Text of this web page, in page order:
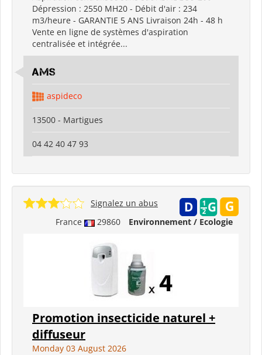
Dépression : 2550 MH20 - Débit d'air : 234
m3/heure - GARANTIE 5 ANS Livraison 24h - 48 h
Vente en ligne de systèmes d'aspiration
centralisée et intégrée...
AMS
aspideco
13500 - Martigues
04 42 40 47 93
France 29860 Environnement / Ecologie
Signalez un abus
Promotion insecticide naturel +
diffuseur
Monday 03 August 2026